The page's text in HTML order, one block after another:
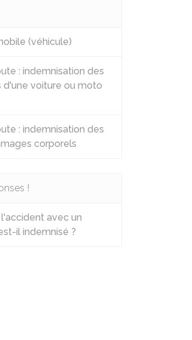
(véhicule)
: indemnisation des
voiture ou moto
: indemnisation des
corporels
!
avec un
il indemnisé ?